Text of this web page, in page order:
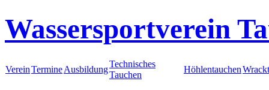
Wassersportverein
VereinTermineAusbildung
Technisches
Tauchen
Höhlentauchen